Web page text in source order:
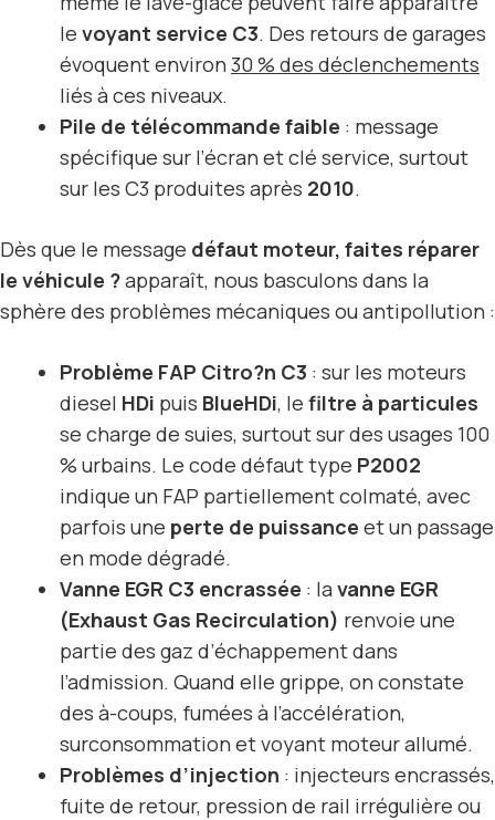
le voyant service C3. Des retours de garages
évoquent environ 30 % des déclenchements
liés à ces niveaux.
Pile de télécommande faible : message
spécifique sur l’écran et clé service, surtout
sur les C3 produites après 2010.
Dès que le message défaut moteur, faites réparer
le véhicule ?apparaît, nous basculons dans la
sphère des problèmes mécaniques ou antipollution :
Problème FAP Citro?n C3 : sur les moteurs
diesel HDi puis BlueHDi, le filtre à particules
se charge de suies, surtout sur des usages 100
% urbains. Le code défaut type P2002
indique un FAP partiellement colmaté, avec
parfois une perte de puissance et un passage
en mode dégradé.
Vanne EGR C3 encrassée : la vanne EGR
(Exhaust Gas Recirculation) renvoie une
partie des gaz d’échappement dans
l’admission. Quand elle grippe, on constate
des à-coups, fumées à l’accélération,
surconsommation et voyant moteur allumé.
Problèmes d’injection : injecteurs encrassés,
fuite de retour, pression de rail irrégulière ou